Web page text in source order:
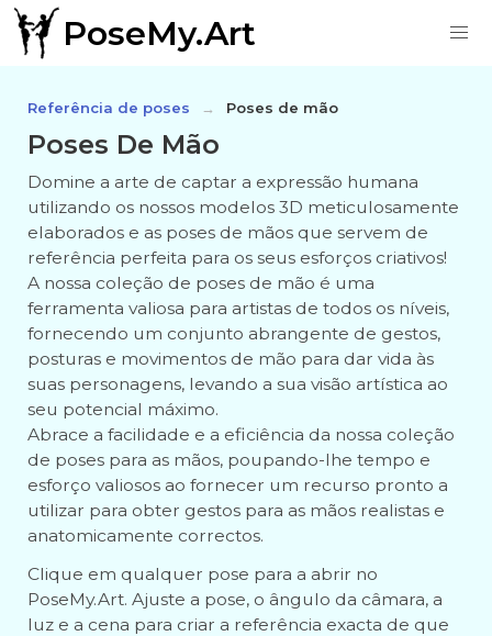
PoseMy.Art
Referência de poses Poses de mão
Poses De Mão
Domine a arte de captar a expressão humana
utilizando os nossos modelos 3D meticulosamente
elaborados e as poses de mãos que servem de
referência perfeita para os seus esforços criativos!
A nossa coleção de poses de mão é uma
ferramenta valiosa para artistas de todos os níveis,
fornecendo um conjunto abrangente de gestos,
posturas e movimentos de mão para dar vida às
suas personagens, levando a sua visão artística ao
seu potencial máximo.
Abrace a facilidade e a eficiência da nossa coleção
de poses para as mãos, poupando-lhe tempo e
esforço valiosos ao fornecer um recurso pronto a
utilizar para obter gestos para as mãos realistas e
anatomicamente correctos.
Clique em qualquer pose para a abrir no
PoseMy.Art. Ajuste a pose, o ângulo da câmara, a
luz e a cena para criar a referência exacta de que